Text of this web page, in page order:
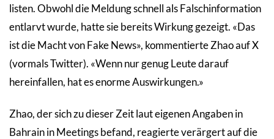
listen. Obwohl die Meldung schnell als Falschinformation
entlarvt wurde, hatte sie bereits Wirkung gezeigt. «Das
ist die Macht von Fake News», kommentierte Zhao auf X
(vormals Twitter). «Wenn nur genug Leute darauf
hereinfallen, hat es enorme Auswirkungen.»
Zhao, der sich zu dieser Zeit laut eigenen Angaben in
Bahrain in Meetings befand, reagierte verärgert auf die